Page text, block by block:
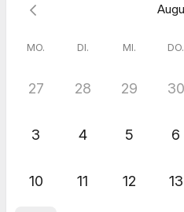
correctly. If none of the
MO. DI. MI. DO.
27 28 29 30
3 4 5 6
10 11 12 13